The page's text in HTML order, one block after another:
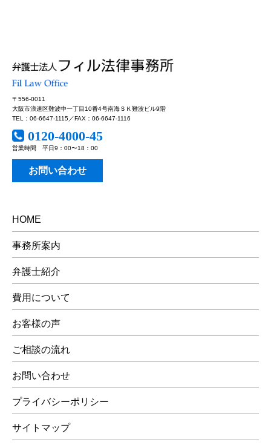
〒556-0011
大阪市浪速区難波中一丁目10番4号南海ＳＫ難波ビル9階
TEL：06-6647-1115／FAX：06-6647-1116
0120-4000-45
営業時間 平日9：00〜18：00
お問い合わせ
HOME
事務所案内
弁護士紹介
費用について
お客様の声
ご相談の流れ
お問い合わせ
プライバシーポリシー
サイトマップ